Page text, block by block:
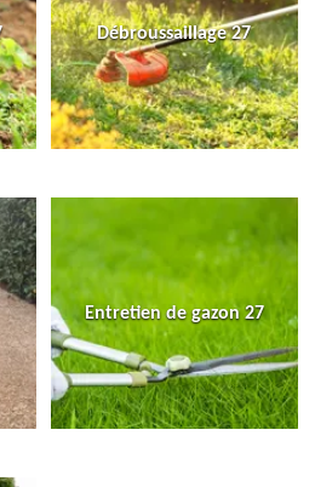
Débroussaillage 27
Entretien de gazon 27